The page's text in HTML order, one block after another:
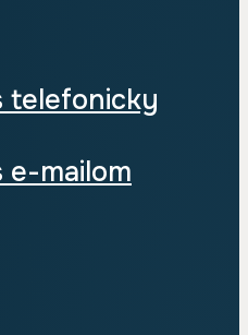
telefonicky
mailom